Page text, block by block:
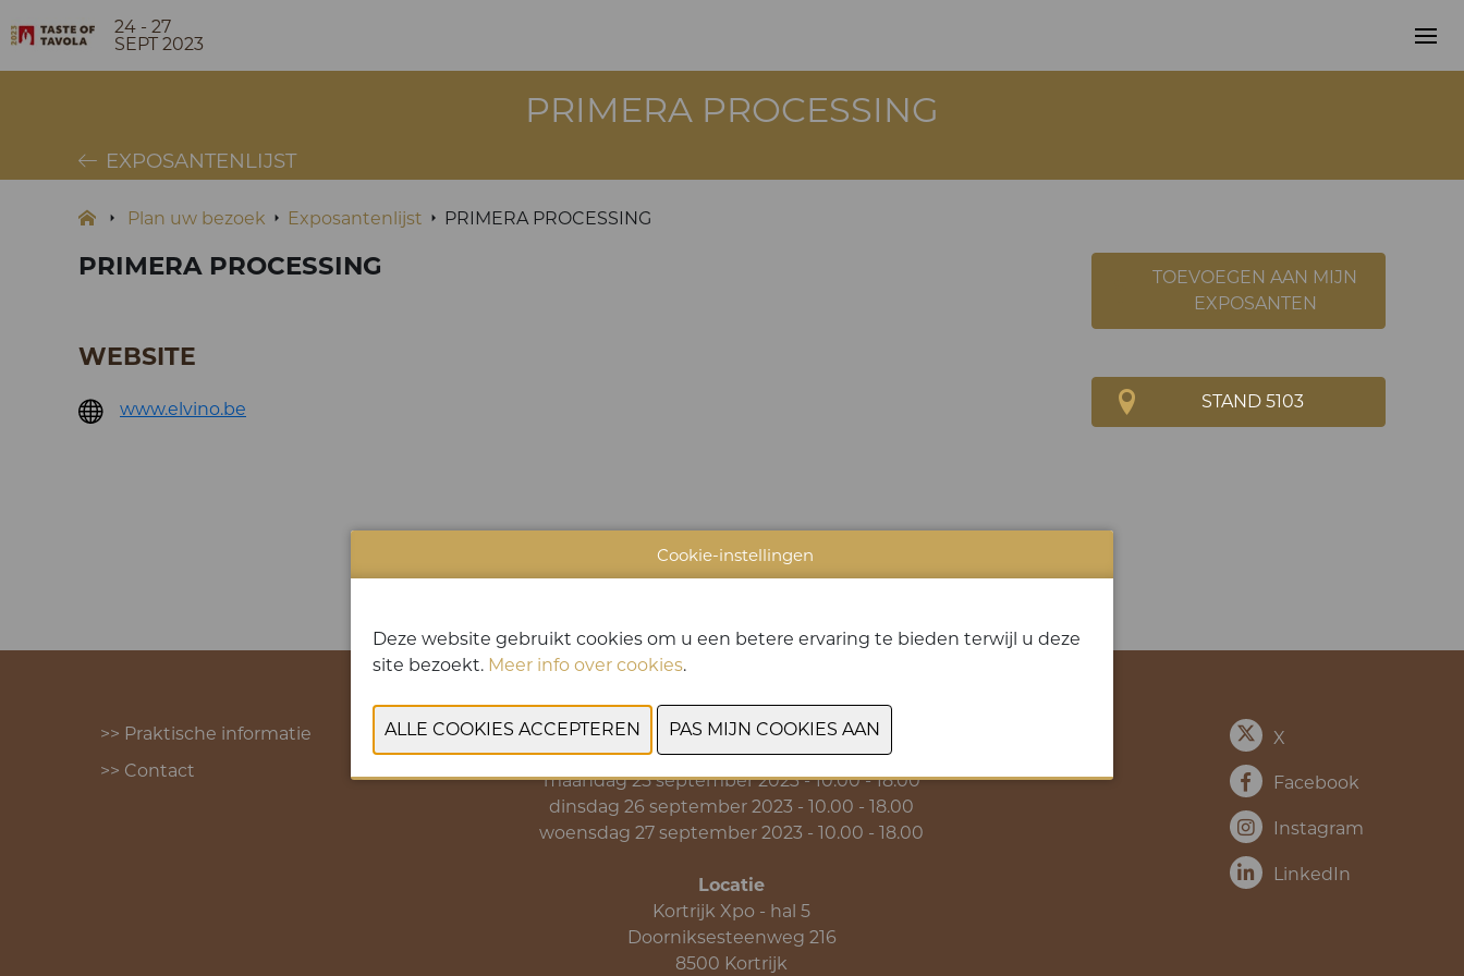
24 - 27
SEPT 2023
PRIMERA PROCESSING
EXPOSANTENLIJST
Plan uw bezoek Exposantenlijst PRIMERA PROCESSING
PRIMERA PROCESSING
TOEVOEGEN AAN MIJN
EXPOSANTEN
STAND 5103
WEBSITE
www.elvino.be
>> Praktische informatie
>> Contact
Data & Openingsuren
zondag 24 september 2023 - 10.00 - 18.00
maandag 25 september 2023 - 10.00 - 18.00
dinsdag 26 september 2023 - 10.00 - 18.00
woensdag 27 september 2023 - 10.00 - 18.00
Locatie
Kortrijk Xpo - hal 5
Doorniksesteenweg 216
8500 Kortrijk
X
Facebook
Instagram
LinkedIn
Cookie-instellingen
Deze website gebruikt cookies om u een betere ervaring te bieden terwijl u deze
site bezoekt. Meer info over cookies.